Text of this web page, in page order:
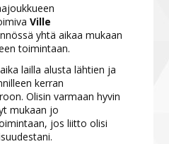
Ville
yhtä aikaa mukaan
toimintaan.
lailla alusta lähtien ja
kerran
Olisin varmaan hyvin
mukaan jo
jos liitto olisi